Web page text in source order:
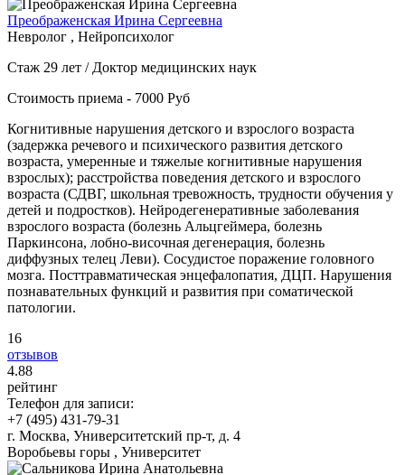
Преображенская Ирина Сергеевна
Невролог , Нейропсихолог
Стаж 29 лет / Доктор медицинских наук
Стоимость приема - 7000 Руб
Когнитивные нарушения детского и взрослого возраста
(задержка речевого и психического развития детского
возраста, умеренные и тяжелые когнитивные нарушения
взрослых); расстройства поведения детского и взрослого
возраста (СДВГ, школьная тревожность, трудности обучения у
детей и подростков). Нейродегенеративные заболевания
взрослого возраста (болезнь Альцгеймера, болезнь
Паркинсона, лобно-височная дегенерация, болезнь
диффузных телец Леви). Сосудистое поражение головного
мозга. Посттравматическая энцефалопатия, ДЦП. Нарушения
познавательных функций и развития при соматической
патологии.
16
отзывов
4.88
рейтинг
Телефон для записи:
+7 (495) 431-79-31
г. Москва, Университетский пр-т, д. 4
Воробьевы горы , Университет